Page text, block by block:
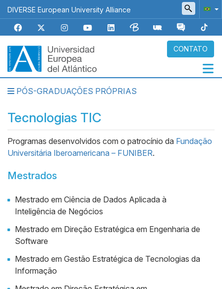
Pular
para
conteúdo
principal
DIVERSE European University Alliance
CONTATO
Navegación
principal
PÓS-GRADUAÇÕES PRÓPRIAS
Tecnologias TIC
Programas desenvolvidos com o patrocínio da Fundação
Universitária Iberoamericana – FUNIBER.
Mestrados
Mestrado em Ciência de Dados Aplicada à
Inteligência de Negócios
Mestrado em Direção Estratégica em Engenharia de
Software
Mestrado em Gestão Estratégica de Tecnologias da
Informação